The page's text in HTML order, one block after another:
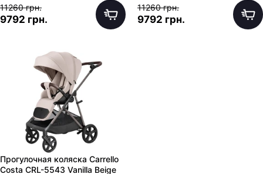
11260 грн.
9792 грн.
11260 грн.
9792 грн.
Прогулочная коляска Carrello
Costa CRL-5543 Vanilla Beige